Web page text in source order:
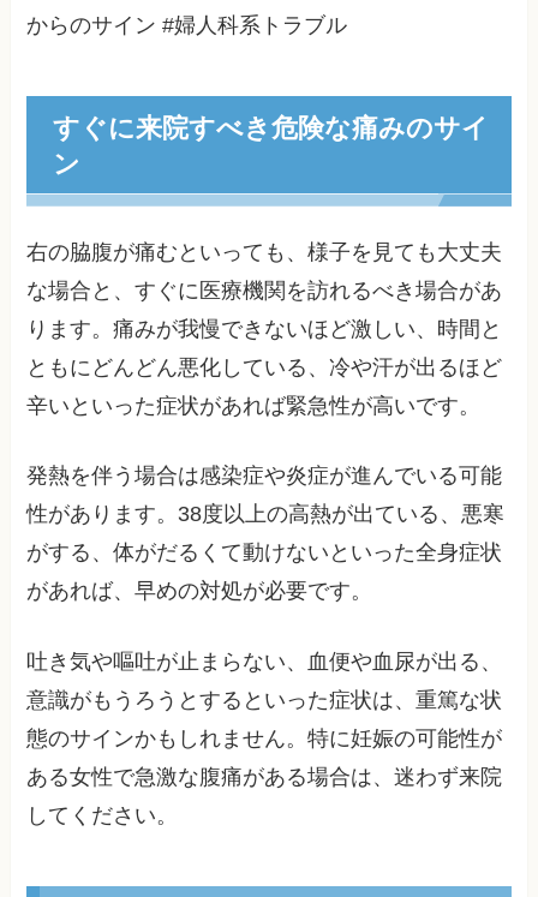
からのサイン #婦人科系トラブル
すぐに来院すべき危険な痛みのサイ
ン
右の脇腹が痛むといっても、様子を見ても大丈夫
な場合と、すぐに医療機関を訪れるべき場合があ
ります。痛みが我慢できないほど激しい、時間と
ともにどんどん悪化している、冷や汗が出るほど
辛いといった症状があれば緊急性が高いです。
発熱を伴う場合は感染症や炎症が進んでいる可能
性があります。38度以上の高熱が出ている、悪寒
がする、体がだるくて動けないといった全身症状
があれば、早めの対処が必要です。
吐き気や嘔吐が止まらない、血便や血尿が出る、
意識がもうろうとするといった症状は、重篤な状
態のサインかもしれません。特に妊娠の可能性が
ある女性で急激な腹痛がある場合は、迷わず来院
してください。